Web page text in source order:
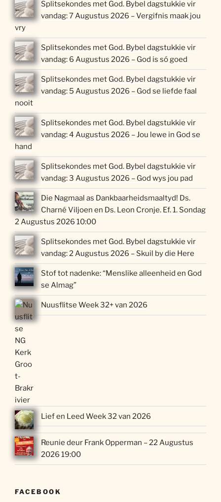
Splitsekondes met God. Bybel dagstukkie vir
vandag: 7 Augustus 2026 – Vergifnis maak jou
vry
Splitsekondes met God. Bybel dagstukkie vir
vandag: 6 Augustus 2026 – God is só goed
Splitsekondes met God. Bybel dagstukkie vir
vandag: 5 Augustus 2026 – God se liefde faal
nooit
Splitsekondes met God. Bybel dagstukkie vir
vandag: 4 Augustus 2026 – Jou lewe in God se
hand
Splitsekondes met God. Bybel dagstukkie vir
vandag: 3 Augustus 2026 – God wys jou pad
Die Nagmaal as Dankbaarheidsmaaltyd! Ds.
Charné Viljoen en Ds. Leon Cronje. Ef. 1. Sondag
2 Augustus 2026 10:00
Splitsekondes met God. Bybel dagstukkie vir
vandag: 2 Augustus 2026 – Skuil by die Here
Stof tot nadenke: “Menslike alleenheid en God
se Almag”
Nuusflitse Week 32+ van 2026
Lief en Leed Week 32 van 2026
Reunie deur Frank Opperman – 22 Augustus
2026 19:00
FACEBOOK